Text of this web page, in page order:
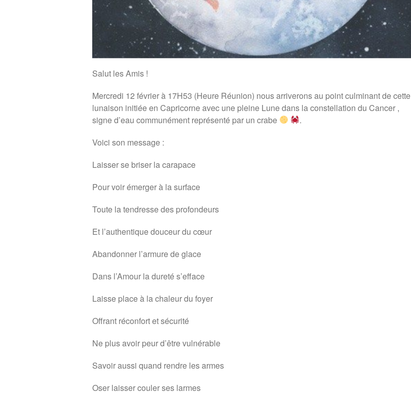
Salut les Amis !
Mercredi 12 février à 17H53 (Heure Réunion) nous arriverons au point culminant de cette
lunaison initiée en Capricorne avec une pleine Lune dans la constellation du Cancer ,
signe d’eau communément représenté par un crabe
.
Voici son message :
Laisser se briser la carapace
Pour voir émerger à la surface
Toute la tendresse des profondeurs
Et l’authentique douceur du cœur
Abandonner l’armure de glace
Dans l’Amour la dureté s’efface
Laisse place à la chaleur du foyer
Offrant réconfort et sécurité
Ne plus avoir peur d’être vulnérable
Savoir aussi quand rendre les armes
Oser laisser couler ses larmes